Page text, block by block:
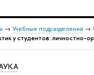
→ Учебные подразделения →
у студентов: личностно-